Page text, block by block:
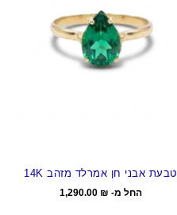
טבעת אבני חן אמרלד מזהב 14K
החל מ- 1,290.00 ₪